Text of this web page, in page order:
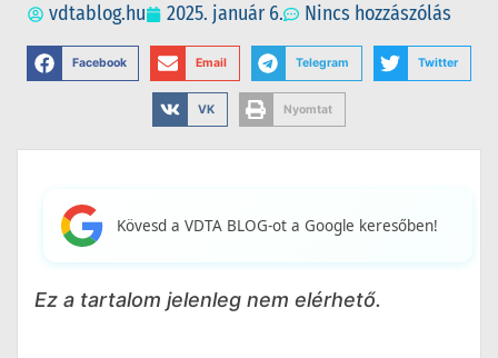
vdtablog.hu 2025. január 6. Nincs hozzászólás
Facebook Email Telegram Twitter
VK Nyomtat
Kövesd a VDTA BLOG-ot a Google keresőben!
Ez a tartalom jelenleg nem elérhető.